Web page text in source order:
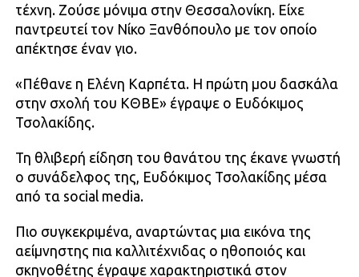
τέχνη. Ζούσε μόνιμα στην Θεσσαλονίκη. Είχε
παντρευτεί τον Νίκο Ξανθόπουλο με τον οποίο
απέκτησε έναν γιο.
«Πέθανε η Ελένη Καρπέτα. Η πρώτη μου δασκάλα
στην σχολή του ΚΘΒΕ» έγραψε ο Ευδόκιμος
Τσολακίδης.
Τη θλιβερή είδηση του θανάτου της έκανε γνωστή
ο συνάδελφος της, Ευδόκιμος Τσολακίδης μέσα
από τα social media.
Πιο συγκεκριμένα, αναρτώντας μια εικόνα της
αείμνηστης πια καλλιτέχνιδας ο ηθοποιός και
σκηνοθέτης έγραψε χαρακτηριστικά στον